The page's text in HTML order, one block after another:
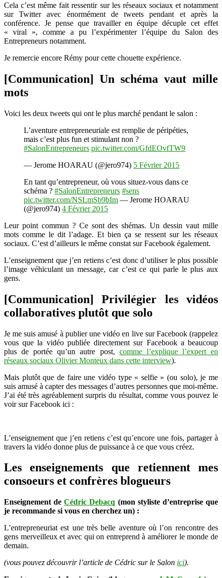
Cela c’est même fait ressentir sur les réseaux sociaux et notamment
sur Twitter avec énormément de tweets pendant et après la
conférence. Je pense que travailler en équipe décuple cet effet
« viral », comme a pu l’expérimenter l’équipe du Salon des
Entrepreneurs notamment.
Je remercie encore Rémy pour cette chouette expérience.
[Communication] Un schéma vaut mille
mots
Voici les deux tweets qui ont le plus marché pendant le salon :
L’aventure entrepreneuriale est remplie de péripéties,
mais c’est plus fun et stimulant non ?
#SalonEntrepreneurs pic.twitter.com/GfdEOvfTW9
— Jerome HOARAU (@jero974) 5 Février 2015
En tant qu’entrepreneur, où vous situez-vous dans ce
schéma ? #SalonEntrepreneurs #sens
pic.twitter.com/NSLmSb9bIm — Jerome HOARAU
(@jero974) 4 Février 2015
Leur point commun ? Ce sont des shémas. Un dessin vaut mille
mots comme le dit l’adage. Et bien ça se ressent sur les réseaux
sociaux. C’est d’ailleurs le même constat sur Facebook également.
L’enseignement que j’en retiens c’est donc d’utiliser le plus possible
l’image véhiculant un message, car c’est ce qui parle le plus aux
gens.
[Communication] Privilégier les vidéos
collaboratives plutôt que solo
Je me suis amusé à publier une vidéo en live sur Facebook (rappelez
vous que la vidéo publiée directement sur Facebook a beaucoup
plus de portée qu’un autre post, comme l’explique l’expert en
réseaux sociaux Olivier Monteux dans cette interview).
Mais plutôt que de faire une vidéo type « selfie » (ou solo), je me
suis amusé à capter des messages d’autres personnes que moi-même.
J’ai été très agréablement surpris du résultat, comme vous pouvez le
voir sur Facebook ici :
L’enseignement que j’en retiens c’est qu’encore une fois, partager à
travers la vidéo donne plus de puissance à ce que vous créez.
Les enseignements que retiennent mes
consoeurs et confrères blogueurs
Enseignement deCédric Debacq (mon styliste d’entreprise que
je recommande si vous en cherchez un) :
L’entrepreneuriat est une très belle aventure où l’on rencontre des
gens merveilleux et avec qui on entreprend à améliorer le monde de
demain.
(vous pouvez découvrir l’article de Cédric sur le Salon ici).